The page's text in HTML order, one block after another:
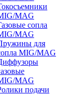
MAG
сопла
MAG
для
MIG/MAG
MAG
подачи